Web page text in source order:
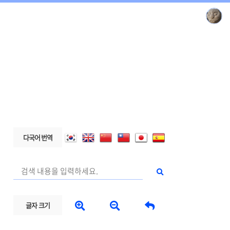
다국어 번역
글자 크기   